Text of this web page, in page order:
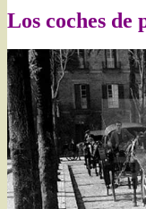
Los coches de